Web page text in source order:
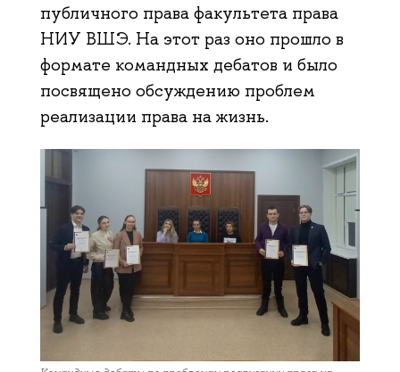
публичного права факультета права
НИУ ВШЭ. На этот раз оно прошло в
формате командных дебатов и было
посвящено обсуждению проблем
реализации права на жизнь.